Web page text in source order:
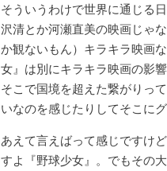
そういうわけで世界に通じる
沢清とか河瀬直美の映画じゃ
か観ないもん）キラキラ映画
女』は別にキラキラ映画の影
そこで国境を超えた繋がりっ
いなのを感じたりしてそこにグ
あえて言えばって感じですけ
すよ『野球少女』。でもその